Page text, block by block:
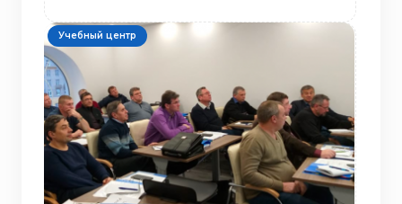
Учебный центр